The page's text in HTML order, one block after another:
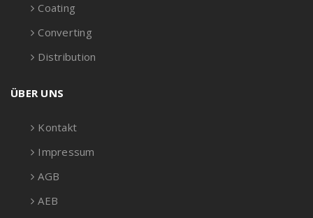
Coating
Converting
Distribution
ÜBER UNS
Kontakt
Impressum
AGB
AEB